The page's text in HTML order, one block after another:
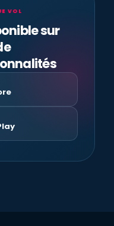
VOL
sur